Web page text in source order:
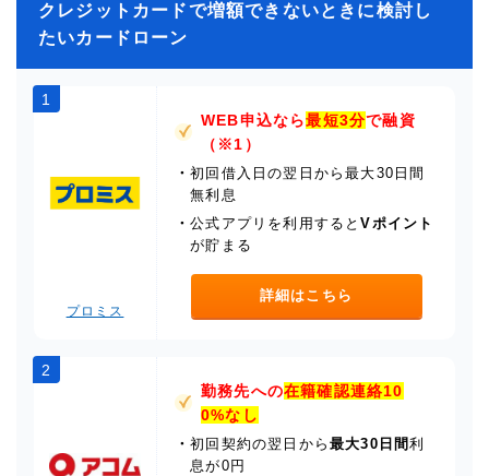
クレジットカードで増額できないときに検討し
たいカードローン
1
プロミス
WEB申込なら最短3分で融資
（※1）
・初回借入日の翌日から最大30日間
無利息
・公式アプリを利用するとVポイント
が貯まる
詳細はこちら
2
勤務先への在籍確認連絡10
0%なし
・初回契約の翌日から最大30日間利
息が0円